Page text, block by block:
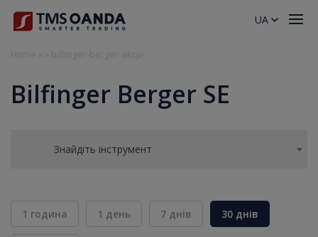
Bilfinger Berger SE
Знайдіть інструмент
1 година 1 день 7 днів 30 днів
UA